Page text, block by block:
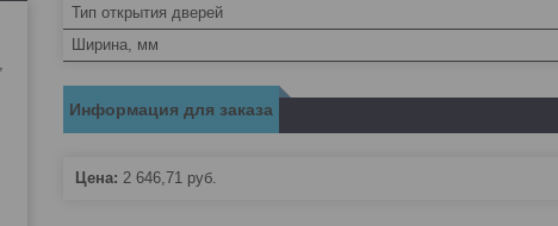
Тип открытия дверей
Ширина, мм
Информация для заказа
Цена: 2 646,71 руб.